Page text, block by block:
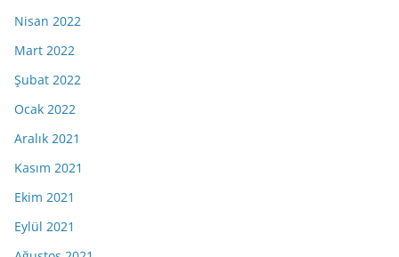
Nisan 2022
Mart 2022
Şubat 2022
Ocak 2022
Aralık 2021
Kasım 2021
Ekim 2021
Eylül 2021